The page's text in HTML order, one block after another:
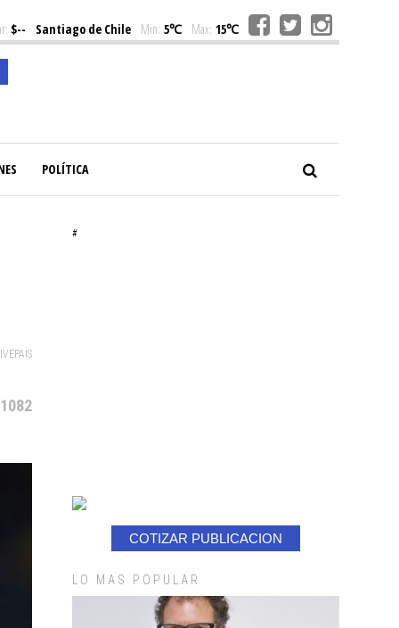
$-- Santiago de Chile Min: 5℃ Max: 15℃
POLÍTICA
#
COTIZAR PUBLICACION
LO MAS POPULAR